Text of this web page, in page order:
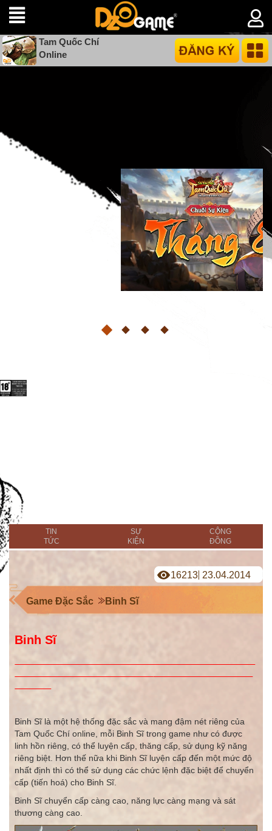
Tam Quốc Chí
Online
TIN
TỨC
SỰ
KIỆN
CỘNG
ĐỒNG
Game Đặc Sắc Binh Sĩ
16213 23.04.2014
Binh Sĩ
Binh Sĩ là một hệ thống đặc sắc và mang đậm nét riêng của
Tam Quốc Chí online, mỗi Binh Sĩ trong game như có được
linh hồn riêng, có thể luyện cấp, thăng cấp, sử dụng kỹ năng
riêng biệt. Hơn thế nữa khi Binh Sĩ luyện cấp đến một mức độ
nhất định thì có thể sử dụng các chức lệnh đặc biệt để chuyển
cấp (tiến hoá) cho Binh Sĩ.
Binh Sĩ chuyển cấp càng cao, năng lực càng mạng và sát
thương càng cao.